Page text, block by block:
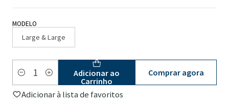
MODELO
Large & Large
Quantidade
Adicionar ao
Carrinho
Comprar agora
Adicionar à lista de favoritos